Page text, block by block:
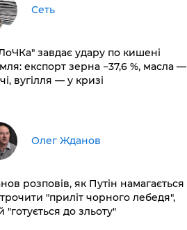
Сеть
завдає удару по кишені
експорт зерна −37,6 %, масла —
вугілля — у кризі
Олег Жданов
розповів, як Путін намагається
"приліт чорного лебедя",
"готується до зльоту"